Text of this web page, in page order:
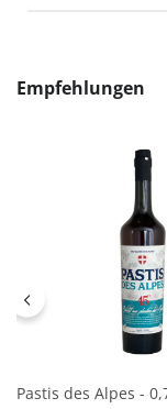
Produktgalerie
Empfehlungen
Pastis des Alpes -